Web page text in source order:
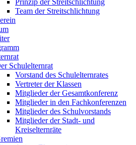
Prinzip der Streitschlichtung
Team der Streitschlichtung
Schulelternrat
Vorstand des Schulelternrates
Vertreter der Klassen
Mitglieder der Gesamtkonferenz
Mitglieder in den Fachkonferenzen
Mitglieder des Schulvorstands
Mitglieder der Stadt- und
Kreiselternräte